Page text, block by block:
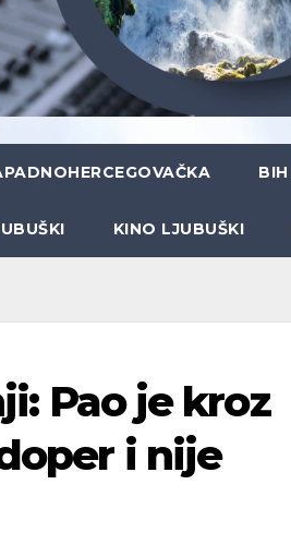
KINO LJUBUŠKI
Pao je kroz
i nije